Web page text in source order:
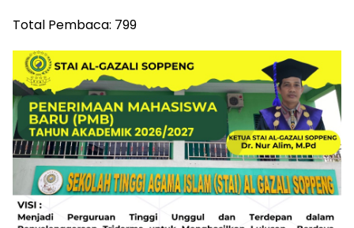
Total Pembaca: 799